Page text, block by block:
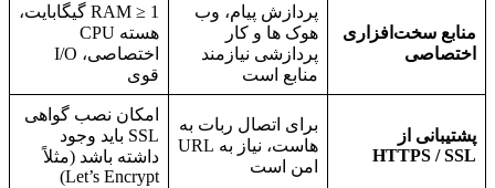
منابع سخت‌افزاری
اختصاصی
پردازش پیام، وب
هوک ها و کار
پردازشی نیازمند
منابع است
RAM ≥ 1 گیگابایت،
هسته CPU
اختصاصی، I/O
قوی
پشتیبانی از
HTTPS / SSL
برای اتصال ربات به
هاست، نیاز به URL
امن است
امکان نصب گواهی
SSL باید وجود
داشته باشد (مثلاً
Let’s Encrypt)